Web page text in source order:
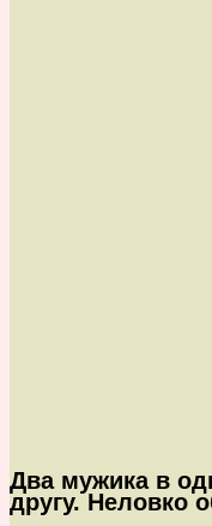
Два мужика в
другу. Неловко